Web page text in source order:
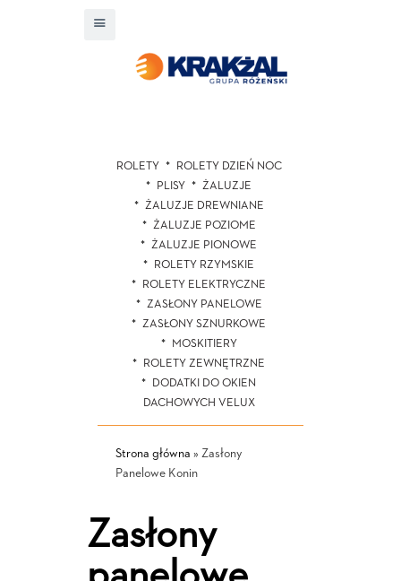
ROLETY
ROLETY DZIEŃ NOC
PLISY
ŻALUZJE
ŻALUZJE DREWNIANE
ŻALUZJE POZIOME
ŻALUZJE PIONOWE
ROLETY RZYMSKIE
ROLETY ELEKTRYCZNE
ZASŁONY PANELOWE
ZASŁONY SZNURKOWE
MOSKITIERY
ROLETY ZEWNĘTRZNE
DODATKI DO OKIEN
DACHOWYCH VELUX
Strona główna » Zasłony
Panelowe Konin
Zasłony